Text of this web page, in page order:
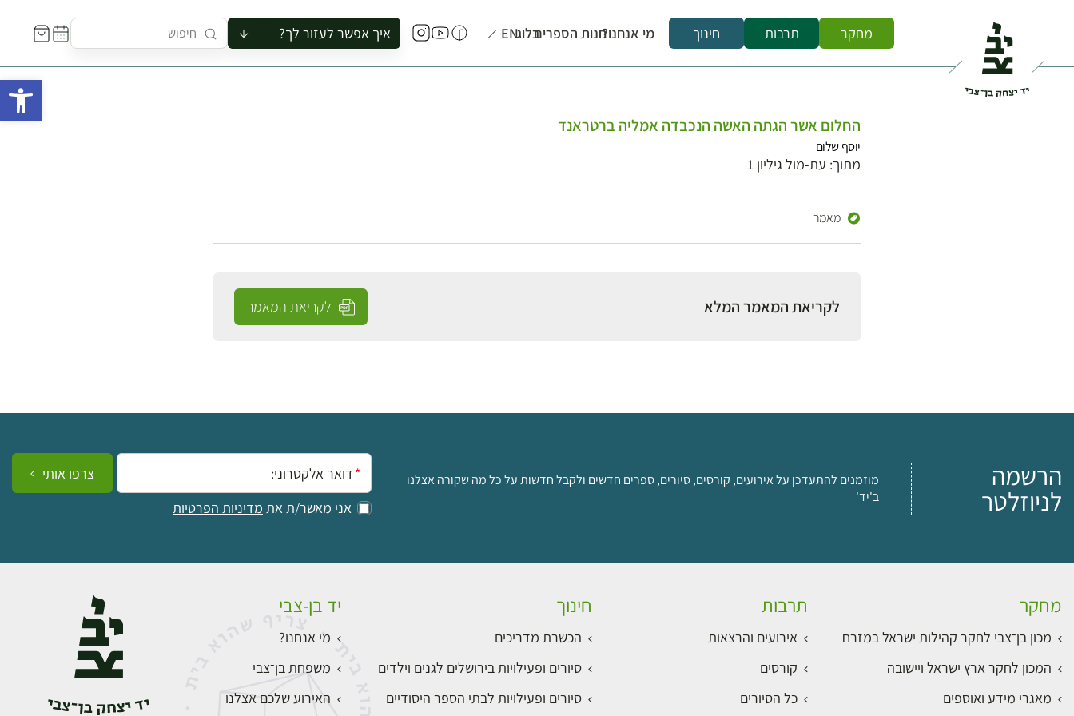
מחקר תרבות חינוך מי אנחנו?חנות הספריםבלוגEN איך אפשר לעזור לך?
להזמין סיור לקבוצה
החלום אשר הגתה האשה הנכבדה אמליה ברטראנד
יוסף שלום
מתוך: עת-מול גיליון 1
מאמר
לקריאת המאמר המלא לקריאת המאמר
הרשמה
לניוזלטר
מוזמנים להתעדכן על אירועים, קורסים, סיורים, ספרים חדשים ולקבל חדשות על כל מה שקורה אצלנו
ב'יד'
אימייל:
אני מאשר/ת את מדיניות הפרטיות
צרפו אותי
מחקר
מכון בן־צבי לחקר קהילות ישראל במזרח
המכון לחקר ארץ ישראל ויישובה
מאגרי מידע ואוספים
תרבות
אירועים והרצאות
קורסים
כל הסיורים
חינוך
הכשרת מדריכים
סיורים ופעילויות בירושלים לגנים וילדים
סיורים ופעילויות לבתי הספר היסודיים
יד בן-צבי
מי אנחנו?
משפחת בן־צבי
האירוע שלכם אצלנו